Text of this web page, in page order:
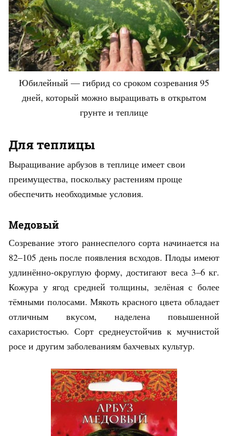
Юбилейный — гибрид со сроком созревания 95
дней, который можно выращивать в открытом
грунте и теплице
Для теплицы
Выращивание арбузов в теплице имеет свои
преимущества, поскольку растениям проще
обеспечить необходимые условия.
Медовый
Созревание этого раннеспелого сорта начинается на
82–105 день после появления всходов. Плоды имеют
удлинённо-округлую форму, достигают веса 3–6 кг.
Кожура у ягод средней толщины, зелёная с более
тёмными полосами. Мякоть красного цвета обладает
отличным вкусом, наделена повышенной
сахаристостью. Сорт среднеустойчив к мучнистой
росе и другим заболеваниям бахчевых культур.